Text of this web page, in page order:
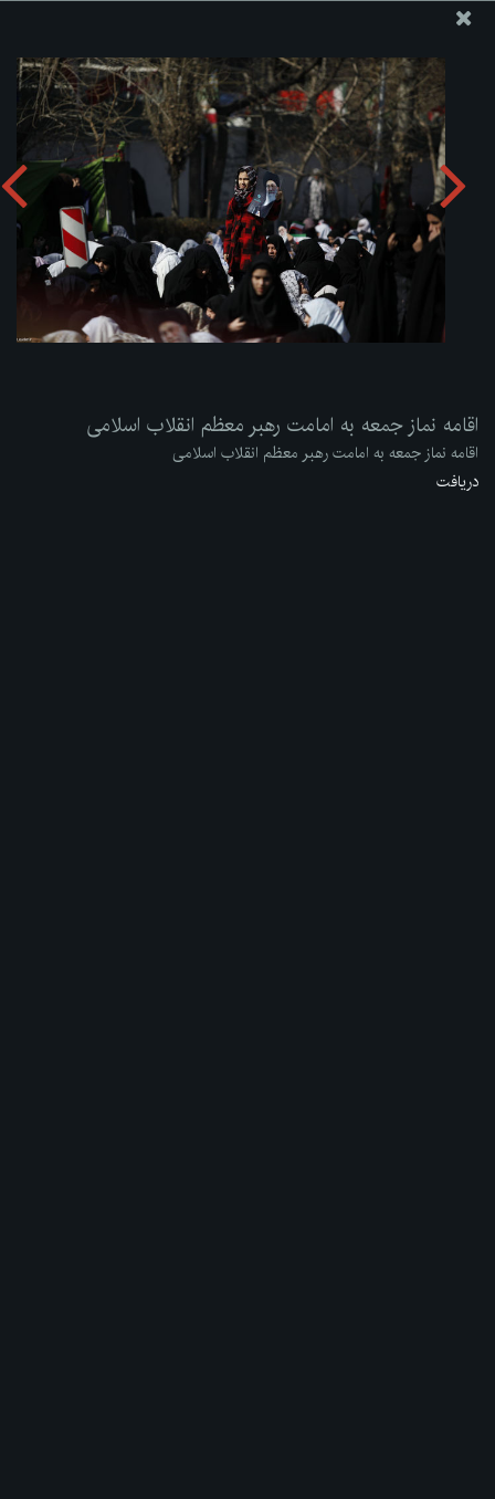
ارسال نامه
وجوهات
اقامه نماز جمعه به امامت رهبر معظم انقلاب اسلامی
دریافت آلبوم: zip
اقامه نماز جمعه به امامت رهبر معظم انقلاب اسلامی
اقامه نماز جمعه به امامت رهبر معظم انقلاب اسلامی
دریافت